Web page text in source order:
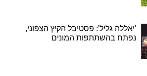
'יאללה גליל': פסטיבל הקיץ הצפוני,
נפתח בהשתתפות המונים